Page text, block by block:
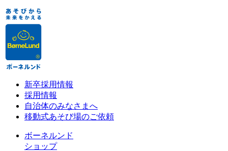
新卒採用情報
採用情報
自治体のみなさまへ
移動式あそび場のご依頼
ボーネルンド
ショップ